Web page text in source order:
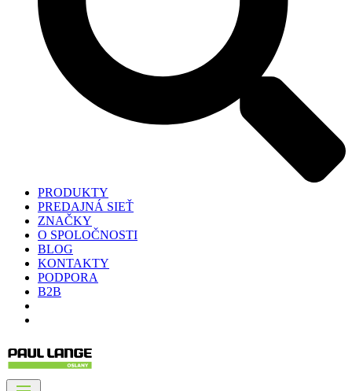
PRODUKTY
PREDAJNÁ SIEŤ
ZNAČKY
O SPOLOČNOSTI
BLOG
KONTAKTY
PODPORA
B2B